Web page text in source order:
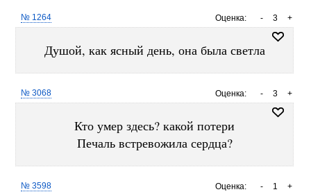
Оценка: +
3
-
№ 1264
Душой, как ясный день, она была светла
Оценка: +
3
-
№ 3068
Кто умер здесь? какой потери
Печаль встревожила сердца?
Оценка: +
1
-
№ 3598